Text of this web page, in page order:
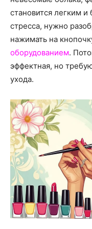
становится легким
стресса, нужно
нажимать на
оборудованием.
эффектная, но
ухода.